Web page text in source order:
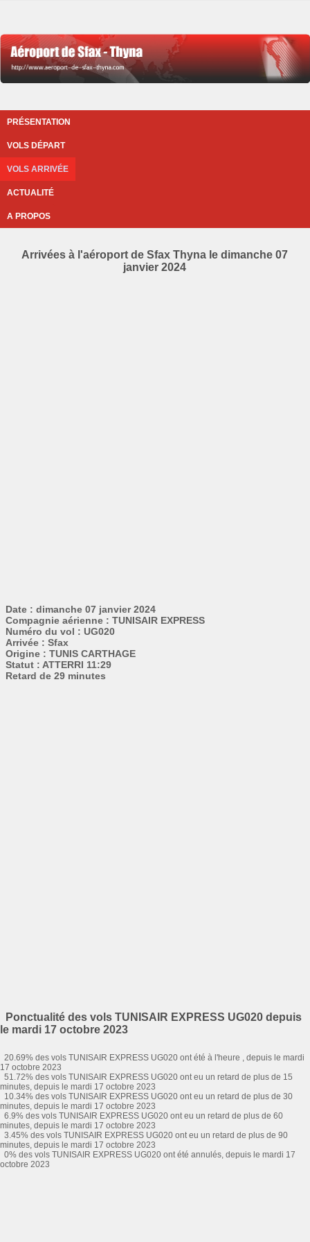
PRÉSENTATION
VOLS DÉPART
VOLS ARRIVÉE
ACTUALITÉ
A PROPOS
Arrivées à l'aéroport de Sfax Thyna le dimanche 07
janvier 2024
Date : dimanche 07 janvier 2024
Compagnie aérienne : TUNISAIR EXPRESS
Numéro du vol : UG020
Arrivée : Sfax
Origine : TUNIS CARTHAGE
Statut : ATTERRI 11:29
Retard de 29 minutes
Ponctualité des vols TUNISAIR EXPRESS UG020 depuis
le mardi 17 octobre 2023
20.69% des vols TUNISAIR EXPRESS UG020 ont été à l'heure , depuis le mardi
17 octobre 2023
51.72% des vols TUNISAIR EXPRESS UG020 ont eu un retard de plus de 15
minutes, depuis le mardi 17 octobre 2023
10.34% des vols TUNISAIR EXPRESS UG020 ont eu un retard de plus de 30
minutes, depuis le mardi 17 octobre 2023
6.9% des vols TUNISAIR EXPRESS UG020 ont eu un retard de plus de 60
minutes, depuis le mardi 17 octobre 2023
3.45% des vols TUNISAIR EXPRESS UG020 ont eu un retard de plus de 90
minutes, depuis le mardi 17 octobre 2023
0% des vols TUNISAIR EXPRESS UG020 ont été annulés, depuis le mardi 17
octobre 2023